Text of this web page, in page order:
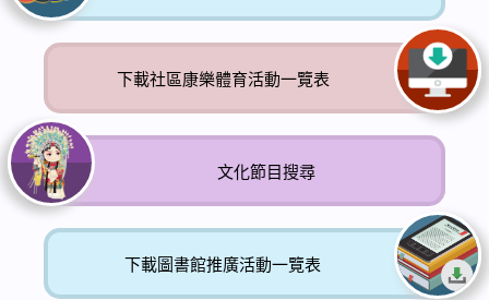
下載社區康樂體育活動一覽表
文化節目搜尋
下載圖書館推廣活動一覽表